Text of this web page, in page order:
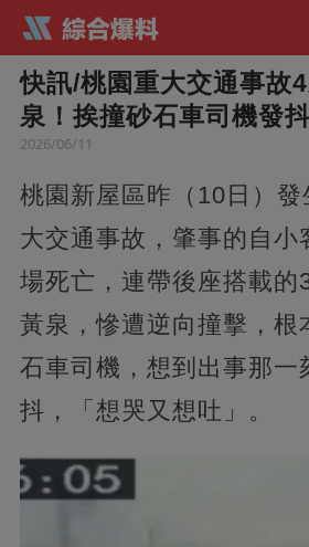
快訊/桃園重大交通事故
泉！挨撞砂石車司機發
2026/06/11
桃園新屋區昨（10日）
大交通事故，肇事的自小
場死亡，連帶後座搭載的
黃泉，慘遭逆向撞擊，根
石車司機，想到出事那一
抖，「想哭又想吐」。